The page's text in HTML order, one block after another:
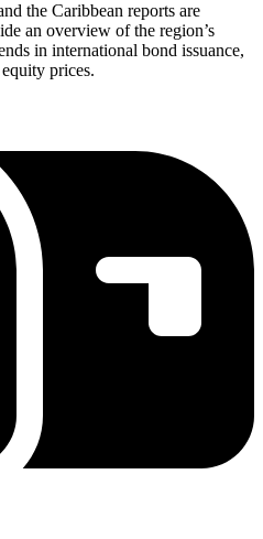
the Caribbean reports are
an overview of the region’s
in international bond issuance,
prices.